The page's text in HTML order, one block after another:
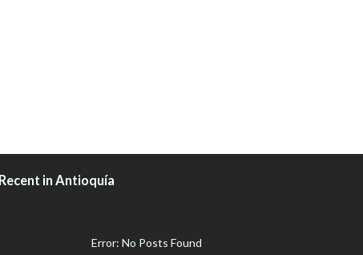
Recent in Antioquía
Error: No Posts Found